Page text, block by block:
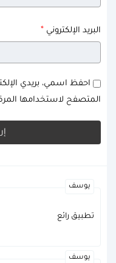
البريد الإلكتروني *
احفظ اسمي، بريدي
المتصفح لاستخدامها
يوسف
تطبيق رائع
يوسف